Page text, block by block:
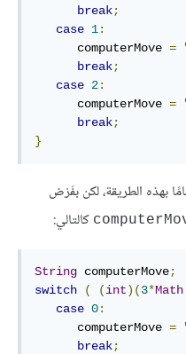
break;
case 1:
      computerMove
=
break;
case 2:
      computerMove
=
break;
}
بهذه الطريقة، لكن بفَرْض
كالتالي:
String computerMove;
switch
( (int)(3*Math
case 0:
      computerMove
=
break;